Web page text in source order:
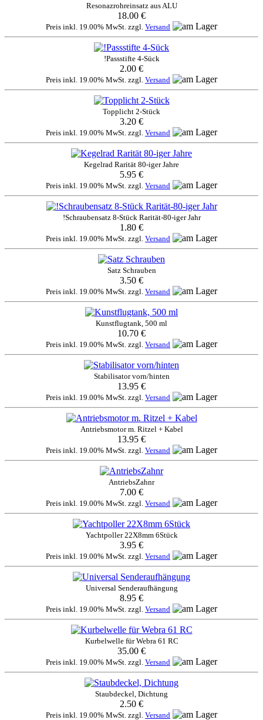
Resonazrohreinsatz aus ALU
18.00 €
Preis inkl. 19.00% MwSt. zzgl. Versand
!Passstifte 4-Sück
2.00 €
Preis inkl. 19.00% MwSt. zzgl. Versand
Topplicht 2-Stück
3.20 €
Preis inkl. 19.00% MwSt. zzgl. Versand
Kegelrad Rarität 80-iger Jahre
5.95 €
Preis inkl. 19.00% MwSt. zzgl. Versand
!Schraubensatz 8-Stück Rarität-80-iger Jahr
1.80 €
Preis inkl. 19.00% MwSt. zzgl. Versand
Satz Schrauben
3.50 €
Preis inkl. 19.00% MwSt. zzgl. Versand
Kunstflugtank, 500 ml
10.70 €
Preis inkl. 19.00% MwSt. zzgl. Versand
Stabilisator vorn/hinten
13.95 €
Preis inkl. 19.00% MwSt. zzgl. Versand
Antriebsmotor m. Ritzel + Kabel
13.95 €
Preis inkl. 19.00% MwSt. zzgl. Versand
AntriebsZahnr
7.00 €
Preis inkl. 19.00% MwSt. zzgl. Versand
Yachtpoller 22X8mm 6Stück
3.95 €
Preis inkl. 19.00% MwSt. zzgl. Versand
Universal Senderaufhängung
8.95 €
Preis inkl. 19.00% MwSt. zzgl. Versand
Kurbelwelle für Webra 61 RC
35.00 €
Preis inkl. 19.00% MwSt. zzgl. Versand
Staubdeckel, Dichtung
2.50 €
Preis inkl. 19.00% MwSt. zzgl. Versand